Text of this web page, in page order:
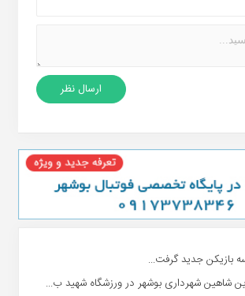
بازیکن جدید گرفت...
شاهین شهردارى بوشهر در ورزشگاه شهید ب...